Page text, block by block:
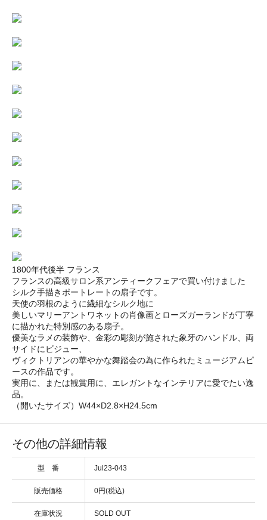
1800年代後半 フランス
フランスの高級サロン系アンティークフェアで買い付けました
シルク手描きポートレートの扇子です。
天使の羽根のように繊細なシルク地に
美しいマリーアントワネットの肖像画とローズガーランドが丁寧
に描かれた特別感のある扇子。
優美なラメの装飾や、金彩の彫刻が施された象牙のハンドル、両
サイドにビジュー、
ヴィクトリアンの華やかな舞踏会の為に作られたミュージアムピ
ースの作品です。
実用に、または観賞用に、エレガントなインテリアに愛でたい逸
品。
（開いたサイズ）W44×D2.8×H24.5cm
その他の詳細情報
型 番 Jul23-043
販売価格 0円(税込)
在庫状況 SOLD OUT